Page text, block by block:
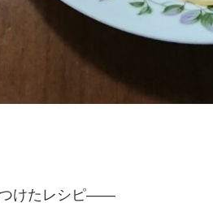
けたレシピ――